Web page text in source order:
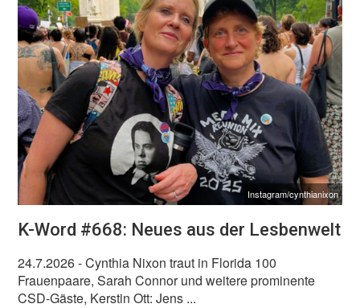
Instagram/cynthianixon
K-Word #668: Neues aus der Lesbenwelt
24.7.2026- Cynthia Nixon traut in Florida 100
Frauenpaare, Sarah Connor und weitere prominente
CSD-Gäste, Kerstin Ott: Jens ...